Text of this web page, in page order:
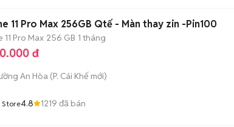
11 Pro Max 256GB Qtế - Màn thay zin -Pin100
11 Pro Max 256 GB 1 tháng
đ
An Hòa (P. Cái Khế mới)
Store4.8 1219 đã bán